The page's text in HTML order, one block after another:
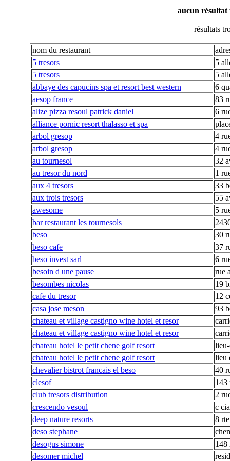
aucun
résultats
nom du restaurant
5 tresors
5
5 tresors
5
abbaye des capucins spa et resort best western
6
aesop france
83
alize pizza resoul patrick daniel
6
alliance pornic resort thalasso et spa
arbol gresop
4
arbol gresop
4
au tournesol
32
au tresor du nord
1
aux 4 tresors
33
aux trois tresors
55
awesome
5
bar restaurant les tournesols
beso
30
beso cafe
37
beso invest sarl
6
besoin d une pause
rue
besombes nicolas
19
cafe du tresor
12
casa jose meson
93
chateau et village castigno wine hotel et resor
chateau et village castigno wine hotel et resor
chateau hotel le petit chene golf resort
chateau hotel le petit chene golf resort
lieu
chevalier bistrot francais el beso
40
clesof
143
club tresors distribution
2
crescendo vesoul
c
deep nature resorts
8
deso stephane
desogus simone
148
desomer michel